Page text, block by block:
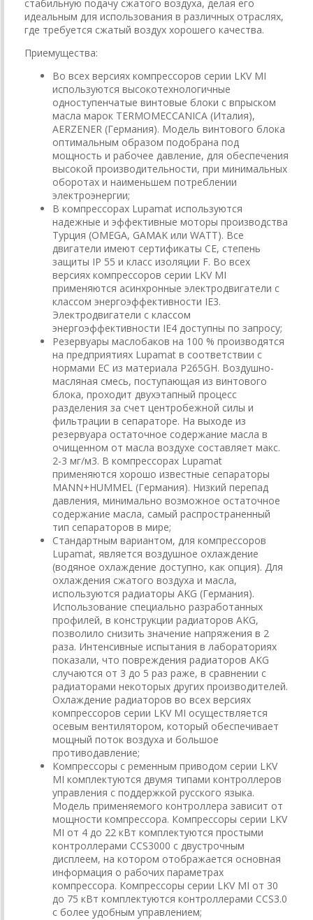
стабильную подачу сжатого воздуха, делая его
идеальным для использования в различных отраслях,
где требуется сжатый воздух хорошего качества.
Приемущества:
Во всех версиях компрессоров серии LKV MI
используются высокотехнологичные
одноступенчатые винтовые блоки с впрыском
масла марок TERMOMECCANICA (Италия),
AERZENER (Германия). Модель винтового блока
оптимальным образом подобрана под
мощность и рабочее давление, для обеспечения
высокой производительности, при минимальных
оборотах и наименьшем потреблении
электроэнергии;
В компрессорах Lupamat используются
надежные и эффективные моторы производства
Турция (OMEGA, GAMAK или WATT). Все
двигатели имеют сертификаты CE, степень
защиты IP 55 и класс изоляции F. Во всех
версиях компрессоров серии LKV MI
применяются асинхронные электродвигатели с
классом энергоэффективности IE3.
Электродвигатели с классом
энергоэффективности IE4 доступны по запросу;
Резервуары маслобаков на 100 % производятся
на предприятиях Lupamat в соответствии с
нормами ЕС из материала P265GH. Воздушно-
масляная смесь, поступающая из винтового
блока, проходит двухэтапный процесс
разделения за счет центробежной силы и
фильтрации в сепараторе. На выходе из
резервуара остаточное содержание масла в
очищенном от масла воздухе составляет макс.
2-3 мг/м3. В компрессорах Lupamat
применяются хорошо известные сепараторы
MANN+HUMMEL (Германия). Низкий перепад
давления, минимально возможное остаточное
содержание масла, самый распространенный
тип сепараторов в мире;
Стандартным вариантом, для компрессоров
Lupamat, является воздушное охлаждение
(водяное охлаждение доступно, как опция). Для
охлаждения сжатого воздуха и масла,
используются радиаторы AKG (Германия).
Использование специально разработанных
профилей, в конструкции радиаторов AKG,
позволило снизить значение напряжения в 2
раза. Интенсивные испытания в лабораториях
показали, что повреждения радиаторов AKG
случаются от 3 до 5 раз раже, в сравнении с
радиаторами некоторых других производителей.
Охлаждение радиаторов во всех версиях
компрессоров серии LKV MI осуществляется
осевым вентилятором, который обеспечивает
мощный поток воздуха и большое
противодавление;
Компрессоры с ременным приводом серии LKV
MI комплектуются двумя типами контроллеров
управления с поддержкой русского языка.
Модель применяемого контроллера зависит от
мощности компрессора. Компрессоры серии LKV
MI от 4 до 22 кВт комплектуются простыми
контроллерами CCS3000 с двустрочным
дисплеем, на котором отображается основная
информация о рабочих параметрах
компрессора. Компрессоры серии LKV MI от 30
до 75 кВт комплектуются контроллерами CCS3.0
с более удобным управлением;